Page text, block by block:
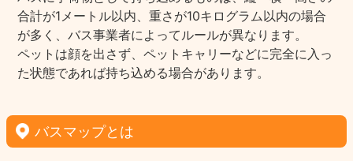
合計が1メートル以内、重さが10キログラム以内の場合
が多く、バス事業者によってルールが異なります。
ペットは顔を出さず、ペットキャリーなどに完全に入っ
た状態であれば持ち込める場合があります。
バスマップとは